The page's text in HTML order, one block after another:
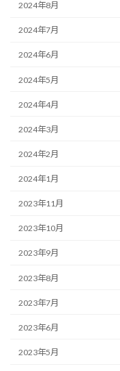
2024年8月
2024年7月
2024年6月
2024年5月
2024年4月
2024年3月
2024年2月
2024年1月
2023年11月
2023年10月
2023年9月
2023年8月
2023年7月
2023年6月
2023年5月